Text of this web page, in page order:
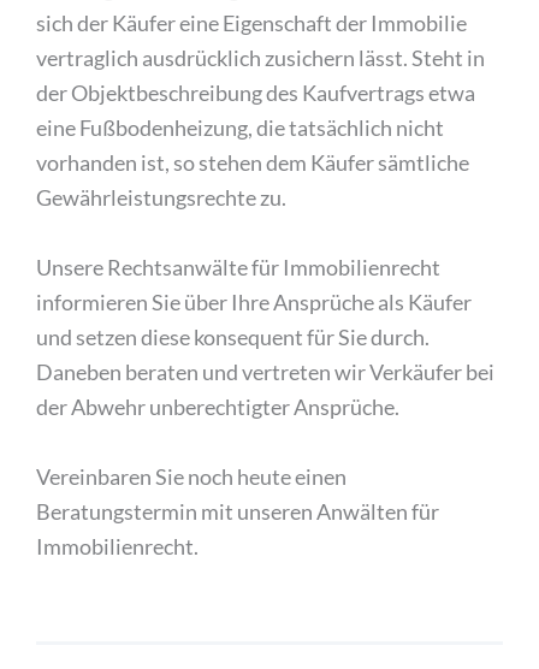
sich der Käufer eine Eigenschaft der Immobilie
vertraglich ausdrücklich zusichern lässt. Steht in
der Objektbeschreibung des Kaufvertrags etwa
eine Fußbodenheizung, die tatsächlich nicht
vorhanden ist, so stehen dem Käufer sämtliche
Gewährleistungsrechte zu.
Unsere Rechtsanwälte für Immobilienrecht
informieren Sie über Ihre Ansprüche als Käufer
und setzen diese konsequent für Sie durch.
Daneben beraten und vertreten wir Verkäufer bei
der Abwehr unberechtigter Ansprüche.
Vereinbaren Sie noch heute einen
Beratungstermin mit unseren Anwälten für
Immobilienrecht.